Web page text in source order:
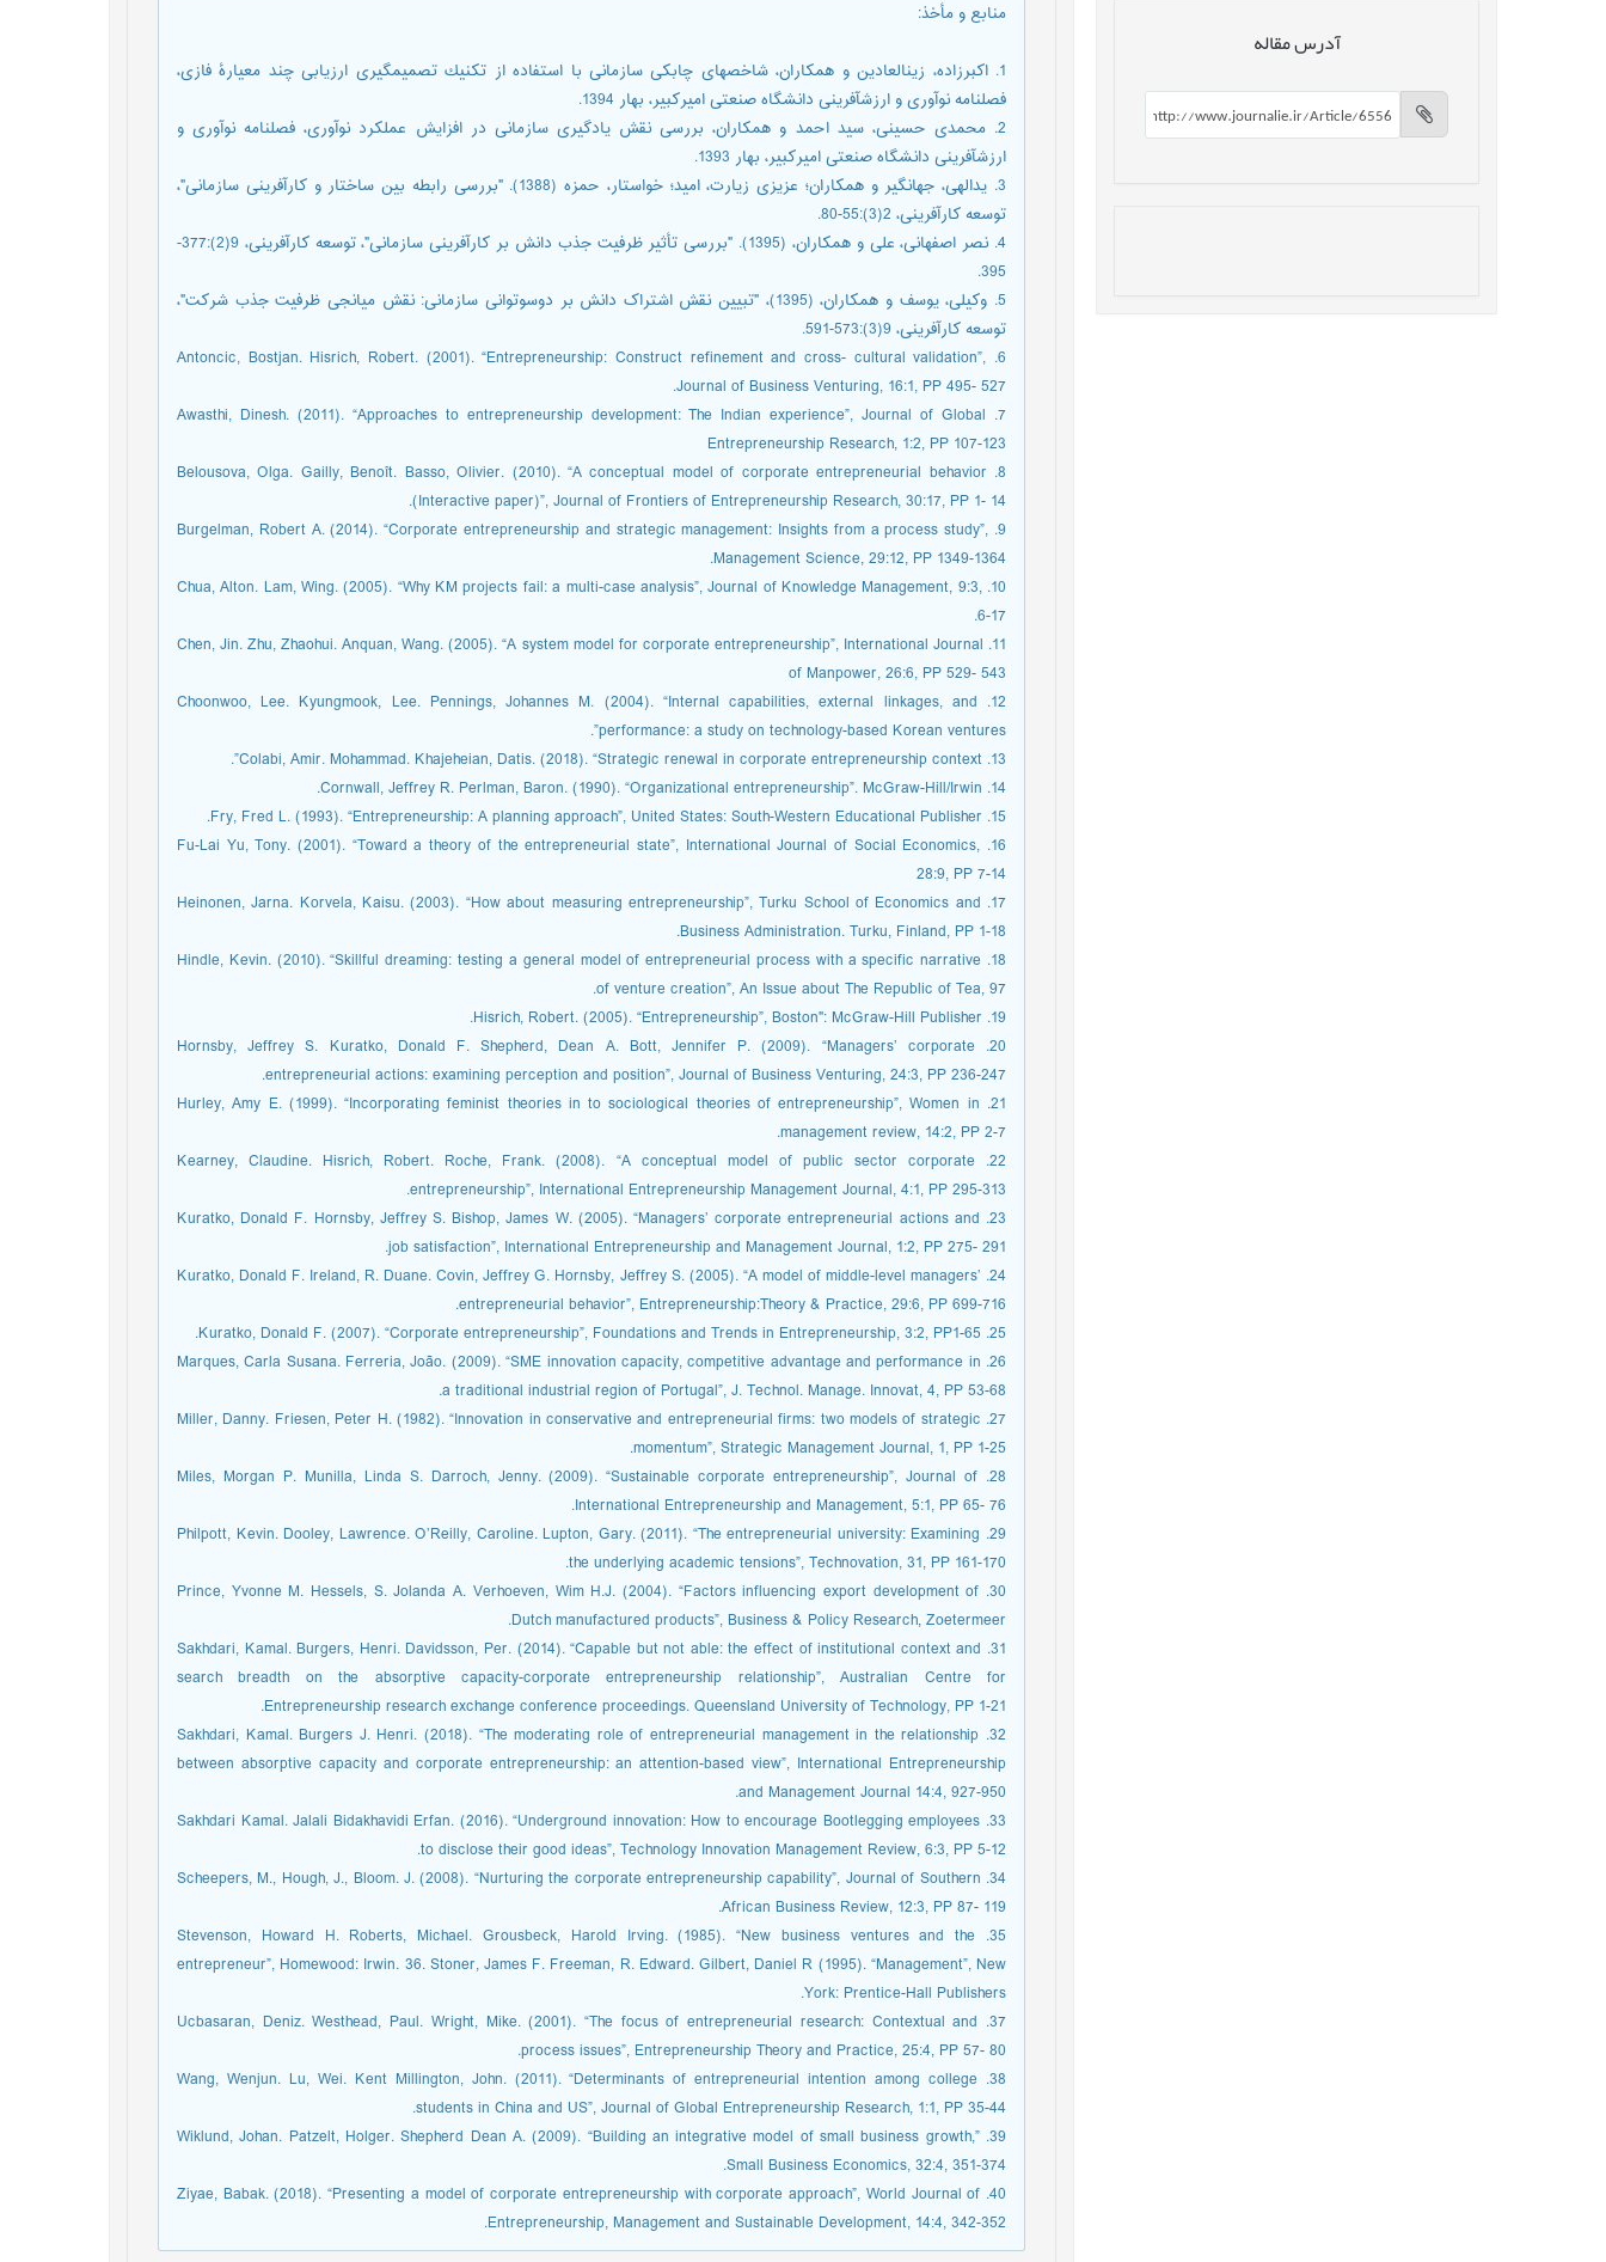
آدرس مقاله
منابع و مأخذ:
1. اکبرزاده، زین‏العادین و همکاران، شاخص‏های چابکی‌ سازمانی ‌با ‌استفاده ‌از‌ تکنيك ‌تصميم‏گيری‌ ارزیابی چند معيارۀ فازی،
فصلنامه نوآوری و ارزش‏آفرینی دانشگاه صنعتی امیرکبیر، بهار 1394.
2. محمدی حسینی، سید احمد و همکاران، بررسی نقش یادگیری سازمانی در افزایش عملکرد نوآوری، فصلنامه نوآوری و
ارزش‏آفرینی دانشگاه صنعتی امیرکبیر، بهار 1393.
3. یدالهی، جهانگیر و همکاران؛ عزیزی زیارت، امید؛ خواستار، حمزه (1388). "بررسی رابطه بین ساختار و کارآفرینی سازمانی"،
توسعه کارآفرینی، 2(3):55-80.
4. نصر اصفهانی، علی و همکاران، (1395). "بررسی تأثیر ظرفیت جذب دانش بر کارآفرینی سازمانی"، توسعه کارآفرینی، 9(2):377-
395.
5. وکیلی، یوسف و همکاران، (1395)، "تبیین نقش اشتراک دانش بر دوسوتوانی سازمانی: نقش میانجی ظرفیت جذب شرکت"،
توسعه کارآفرینی، 9(3):573-591.
6. Antoncic, Bostjan. Hisrich, Robert. (2001). “Entrepreneurship: Construct refinement and cross- cultural validation”,
Journal of Business Venturing, 16:1, PP 495- 527.
7. Awasthi, Dinesh. (2011). “Approaches to entrepreneurship development: The Indian experience”, Journal of Global
Entrepreneurship Research, 1:2, PP 107-123
8. Belousova, Olga. Gailly, Benoît. Basso, Olivier. (2010). “A conceptual model of corporate entrepreneurial behavior
(Interactive paper)”, Journal of Frontiers of Entrepreneurship Research, 30:17, PP 1- 14.
9. Burgelman, Robert A. (2014). “Corporate entrepreneurship and strategic management: Insights from a process study”,
Management Science, 29:12, PP 1349-1364.
10. Chua, Alton. Lam, Wing. (2005). “Why KM projects fail: a multi-case analysis”, Journal of Knowledge Management, 9:3,
6-17.
11. Chen, Jin. Zhu, Zhaohui. Anquan, Wang. (2005). “A system model for corporate entrepreneurship”, International Journal
of Manpower, 26:6, PP 529- 543
12. Choonwoo, Lee. Kyungmook, Lee. Pennings, Johannes M. (2004). “Internal capabilities, external linkages, and
performance: a study on technology-based Korean ventures”.
13. Colabi, Amir. Mohammad. Khajeheian, Datis. (2018). “Strategic renewal in corporate entrepreneurship context”.
14. Cornwall, Jeffrey R. Perlman, Baron. (1990). “Organizational entrepreneurship”. McGraw-Hill/Irwin.
15. Fry, Fred L. (1993). “Entrepreneurship: A planning approach”, United States: South-Western Educational Publisher.
16. Fu-Lai Yu, Tony. (2001). “Toward a theory of the entrepreneurial state”, International Journal of Social Economics,
28:9, PP 7-14
17. Heinonen, Jarna. Korvela, Kaisu. (2003). “How about measuring entrepreneurship”, Turku School of Economics and
Business Administration. Turku, Finland, PP 1-18.
18. Hindle, Kevin. (2010). “Skillful dreaming: testing a general model of entrepreneurial process with a specific narrative
of venture creation”, An Issue about The Republic of Tea, 97.
19. Hisrich, Robert. (2005). “Entrepreneurship”, Boston": McGraw-Hill Publisher.
20. Hornsby, Jeffrey S. Kuratko, Donald F. Shepherd, Dean A. Bott, Jennifer P. (2009). “Managers’ corporate
entrepreneurial actions: examining perception and position”, Journal of Business Venturing, 24:3, PP 236-247.
21. Hurley, Amy E. (1999). “Incorporating feminist theories in to sociological theories of entrepreneurship”, Women in
management review, 14:2, PP 2-7.
22. Kearney, Claudine. Hisrich, Robert. Roche, Frank. (2008). “A conceptual model of public sector corporate
entrepreneurship”, International Entrepreneurship Management Journal, 4:1, PP 295-313.
23. Kuratko, Donald F. Hornsby, Jeffrey S. Bishop, James W. (2005). “Managers’ corporate entrepreneurial actions and
job satisfaction”, International Entrepreneurship and Management Journal, 1:2, PP 275- 291.
24. Kuratko, Donald F. Ireland, R. Duane. Covin, Jeffrey G. Hornsby, Jeffrey S. (2005). “A model of middle-level managers’
entrepreneurial behavior”, Entrepreneurship:Theory & Practice, 29:6, PP 699-716.
25. Kuratko, Donald F. (2007). “Corporate entrepreneurship”, Foundations and Trends in Entrepreneurship, 3:2, PP1-65.
26. Marques, Carla Susana. Ferreria, João. (2009). “SME innovation capacity, competitive advantage and performance in
a traditional industrial region of Portugal”, J. Technol. Manage. Innovat, 4, PP 53-68.
27. Miller, Danny. Friesen, Peter H. (1982). “Innovation in conservative and entrepreneurial firms: two models of strategic
momentum”, Strategic Management Journal, 1, PP 1-25.
28. Miles, Morgan P. Munilla, Linda S. Darroch, Jenny. (2009). “Sustainable corporate entrepreneurship”, Journal of
International Entrepreneurship and Management, 5:1, PP 65- 76.
29. Philpott, Kevin. Dooley, Lawrence. O’Reilly, Caroline. Lupton, Gary. (2011). “The entrepreneurial university: Examining
the underlying academic tensions”, Technovation, 31, PP 161-170.
30. Prince, Yvonne M. Hessels, S. Jolanda A. Verhoeven, Wim H.J. (2004). “Factors influencing export development of
Dutch manufactured products”, Business & Policy Research, Zoetermeer.
31. Sakhdari, Kamal. Burgers, Henri. Davidsson, Per. (2014). “Capable but not able: the effect of institutional context and
search breadth on the absorptive capacity-corporate entrepreneurship relationship”, Australian Centre for
Entrepreneurship research exchange conference proceedings. Queensland University of Technology, PP 1-21.
32. Sakhdari, Kamal. Burgers J. Henri. (2018). “The moderating role of entrepreneurial management in the relationship
between absorptive capacity and corporate entrepreneurship: an attention-based view”, International Entrepreneurship
and Management Journal 14:4, 927-950.
33. Sakhdari Kamal. Jalali Bidakhavidi Erfan. (2016). “Underground innovation: How to encourage Bootlegging employees
to disclose their good ideas”, Technology Innovation Management Review, 6:3, PP 5-12.
34. Scheepers, M., Hough, J., Bloom. J. (2008). “Nurturing the corporate entrepreneurship capability”, Journal of Southern
African Business Review, 12:3, PP 87- 119.
35. Stevenson, Howard H. Roberts, Michael. Grousbeck, Harold Irving. (1985). “New business ventures and the
entrepreneur”, Homewood: Irwin. 36. Stoner, James F. Freeman, R. Edward. Gilbert, Daniel R (1995). “Management”, New
York: Prentice-Hall Publishers.
37. Ucbasaran, Deniz. Westhead, Paul. Wright, Mike. (2001). “The focus of entrepreneurial research: Contextual and
process issues”, Entrepreneurship Theory and Practice, 25:4, PP 57- 80.
38. Wang, Wenjun. Lu, Wei. Kent Millington, John. (2011). “Determinants of entrepreneurial intention among college
students in China and US”, Journal of Global Entrepreneurship Research, 1:1, PP 35-44.
39. Wiklund, Johan. Patzelt, Holger. Shepherd Dean A. (2009). “Building an integrative model of small business growth,”
Small Business Economics, 32:4, 351-374.
40. Ziyae, Babak. (2018). “Presenting a model of corporate entrepreneurship with corporate approach”, World Journal of
Entrepreneurship, Management and Sustainable Development, 14:4, 342-352.